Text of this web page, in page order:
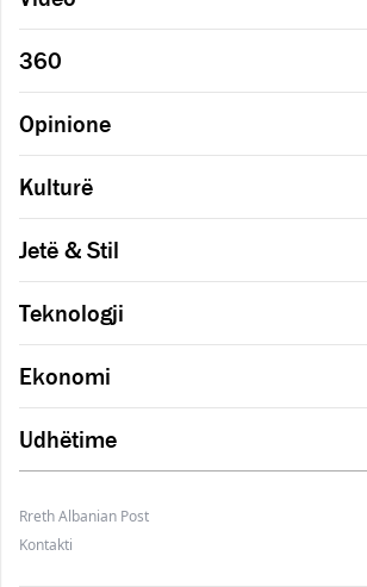
360
Opinione
Kulturë
Jetë & Stil
Teknologji
Ekonomi
Udhëtime
Rreth Albanian Post
Kontakti